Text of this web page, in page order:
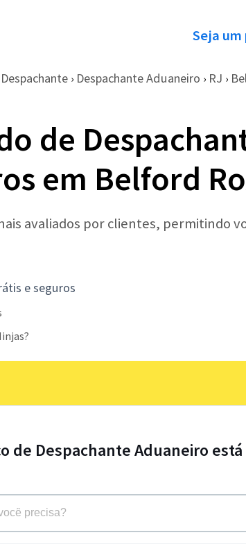
Seja
Despachante › Despachante Aduaneiro › RJ ›
de
em Belford
avaliados por clientes, permitindo
e seguros
de Despachante Aduaneiro